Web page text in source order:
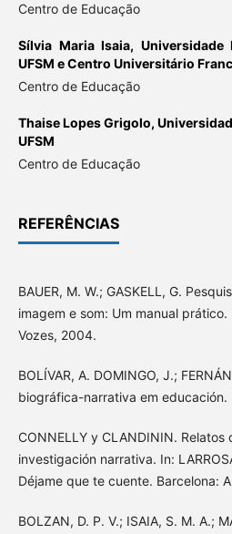
Centro de Educação
Sílvia Maria Isaia, Universidade
UFSM e Centro Universitário
Centro de Educação
Thaise Lopes Grigolo,
UFSM
Centro de Educação
REFERÊNCIAS
BAUER, M. W.; GASKELL, G.
imagem e som: Um manual
Vozes, 2004.
BOLÍVAR, A. DOMINGO, J.;
biográfica-narrativa em educación.
CONNELLY y CLANDININ. Relatos
investigación narrativa. In:
Déjame que te cuente. Barcelona:
BOLZAN, D. P. V.; ISAIA, S. M. A.;